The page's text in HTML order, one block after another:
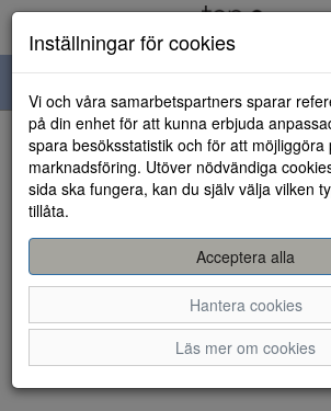
navigation
HEM
Inställningar för cookies
Vi och våra samarbetspartners sparar
på din enhet för att kunna erbjuda
spara besöksstatistik och för att möjliggöra
marknadsföring. Utöver nödvändiga
sida ska fungera, kan du själv välja vilken
tillåta.
Acceptera alla
Hantera cookies
Läs mer om cookies